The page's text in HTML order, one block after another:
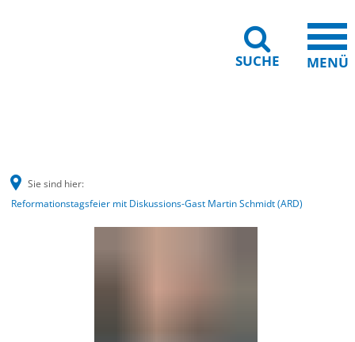
SUCHE MENÜ
Sie sind hier:
Reformationstagsfeier mit Diskussions-Gast Martin Schmidt (ARD)